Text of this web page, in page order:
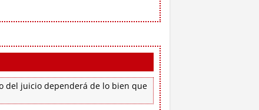
del juicio dependerá de lo bien que